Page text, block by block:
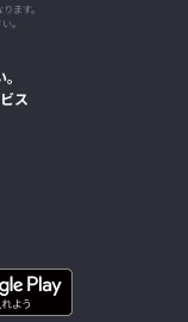
ます。
。
ス